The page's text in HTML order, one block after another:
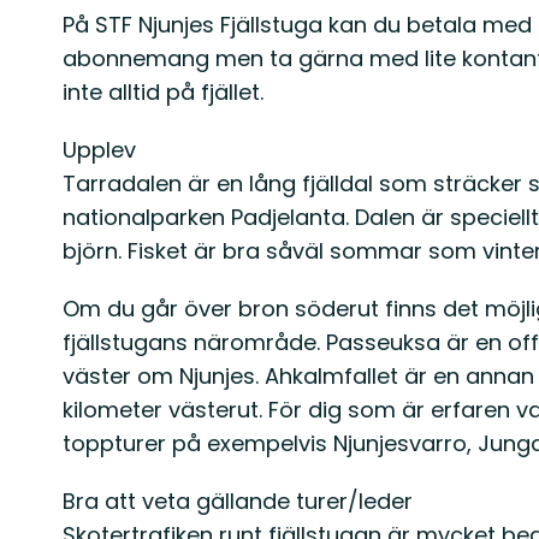
På STF Njunjes Fjällstuga kan du betala
abonnemang men ta gärna med lite
inte alltid på fjället.
Upplev
Tarradalen är en lång fjälldal som sträcker
nationalparken Padjelanta. Dalen är
björn. Fisket är bra såväl sommar som
Om du går över bron söderut finns det
fjällstugans närområde. Passeuksa är en
väster om Njunjes. Ahkalmfallet är en
kilometer västerut. För dig som är erfaren
toppturer på exempelvis Njunjesvarro,
Bra att veta gällande turer/leder